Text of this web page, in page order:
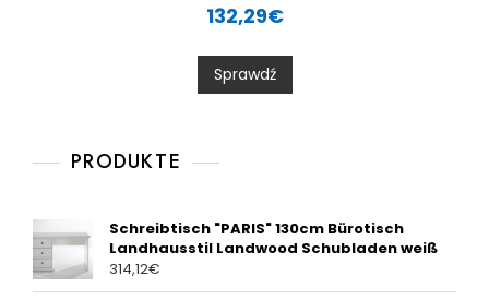
0
o
u
t
132,29€
Sprawdź
PRODUKTE
Schreibtisch "PARIS" 130cm Bürotisch
Landhausstil Landwood Schubladen weiß
314,12€